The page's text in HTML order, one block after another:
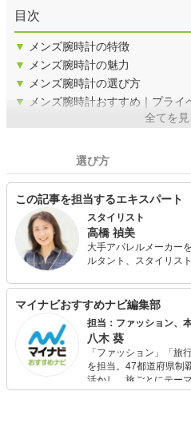
目次
▼
メンズ腕時計の特徴
▼
メンズ腕時計の魅力
▼
メンズ腕時計の選び方
▼
メンズ腕時計おすすめ｜プライ
全てを見
選び方
この記事を担当するエキスパート
スタイリスト
高橋 禎美
大手アパレルメーカー
ルタント、スタイリス
くアドバイス。パーソ
事の中で関わっており実績と定
も活動しており、個人
「はじめての投資セミ
ンに興味のある女性に
マイナビおすすめナビ編集部
担当：ファッション、
八木 葵
「ファッション」「旅
を担当。47都道府県制
活かし、旅ごとにテー
が得意。また、アパレ